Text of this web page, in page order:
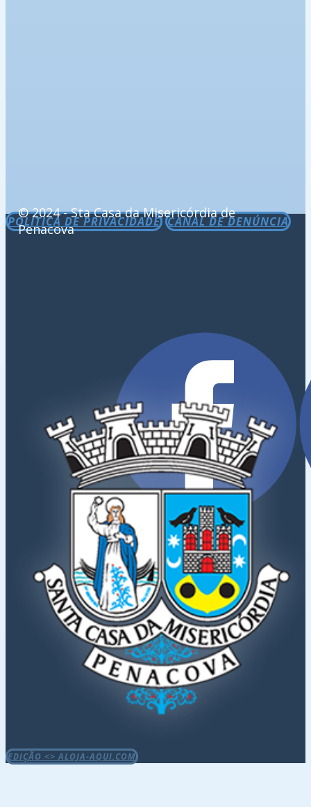
POLÍTICA DE PRIVACIDADE CANAL DE DENÚNCIA
© 2024 - Sta Casa da Misericórdia de
Penacova
EDIÇÃO <> ALOJA-AQUI.COM